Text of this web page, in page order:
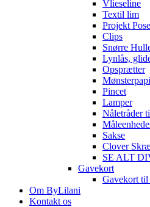
Vlieseline
Textil lim
Projekt
Clips
Snørre
Lynlås,
Opsprætter
Pincet
Lamper
Nåletråder
Sakse
Clover
SE ALT
Gavekort
Gavekort til
Om ByLilani
Kontakt os